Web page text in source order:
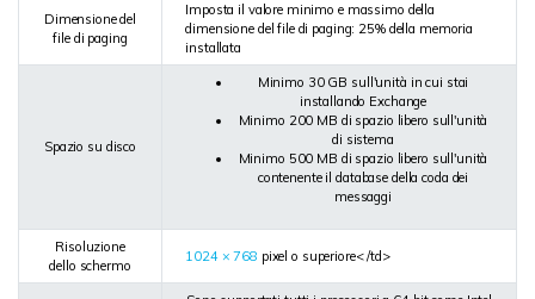
Dimensione del
file di paging
Imposta il valore minimo e massimo della
dimensione del file di paging: 25% della memoria
installata
Spazio su disco
Minimo 30 GB sull'unità in cui stai
installando Exchange
Minimo 200 MB di spazio libero sull'unità
di sistema
Minimo 500 MB di spazio libero sull'unità
contenente il database della coda dei
messaggi
Risoluzione
dello schermo
1024 × 768 pixel o superiore< /td>